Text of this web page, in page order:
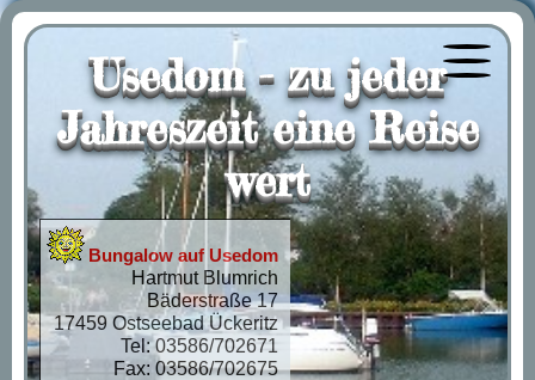
Usedom - zu jeder
Jahreszeit eine Reise
wert
Bungalow auf Usedom
Hartmut Blumrich
Bäderstraße 17
17459 Ostseebad Ückeritz
Tel: 03586/702671
Fax: 03586/702675
Menü